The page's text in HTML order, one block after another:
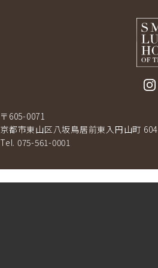
〒605-0071
京都市東山区八坂鳥居前東入円山町 604
Tel. 075-561-0001